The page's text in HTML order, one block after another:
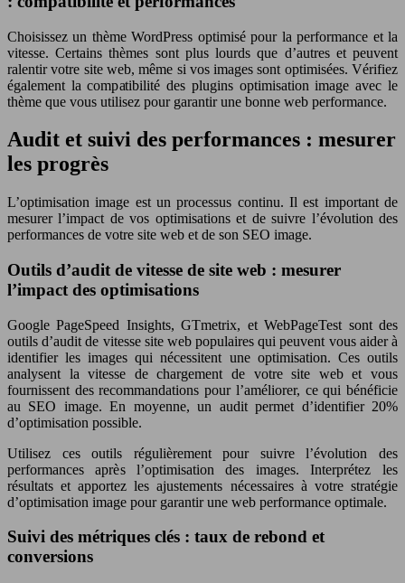
Choisissez un thème WordPress optimisé pour la performance et la
vitesse. Certains thèmes sont plus lourds que d’autres et peuvent
ralentir votre site web, même si vos images sont optimisées. Vérifiez
également la compatibilité des plugins optimisation image avec le
thème que vous utilisez pour garantir une bonne web performance.
Audit et suivi des performances : mesurer
les progrès
L’optimisation image est un processus continu. Il est important de
mesurer l’impact de vos optimisations et de suivre l’évolution des
performances de votre site web et de son SEO image.
Outils d’audit de vitesse de site web : mesurer
l’impact des optimisations
Google PageSpeed Insights, GTmetrix, et WebPageTest sont des
outils d’audit de vitesse site web populaires qui peuvent vous aider à
identifier les images qui nécessitent une optimisation. Ces outils
analysent la vitesse de chargement de votre site web et vous
fournissent des recommandations pour l’améliorer, ce qui bénéficie
au SEO image. En moyenne, un audit permet d’identifier 20%
d’optimisation possible.
Utilisez ces outils régulièrement pour suivre l’évolution des
performances après l’optimisation des images. Interprétez les
résultats et apportez les ajustements nécessaires à votre stratégie
d’optimisation image pour garantir une web performance optimale.
Suivi des métriques clés : taux de rebond et
conversions